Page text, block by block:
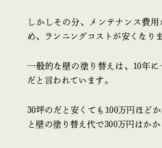
しかしその分、メンテナンス費
め、ランニングコストが安くなり
一般的な壁の塗り替えは、10年
だと言われています。
30坪のだと安くても100万円ほど
と壁の塗り替え代で300万円はかか